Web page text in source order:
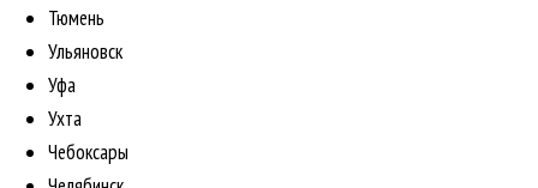
Тюмень
Ульяновск
Уфа
Ухта
Чебоксары